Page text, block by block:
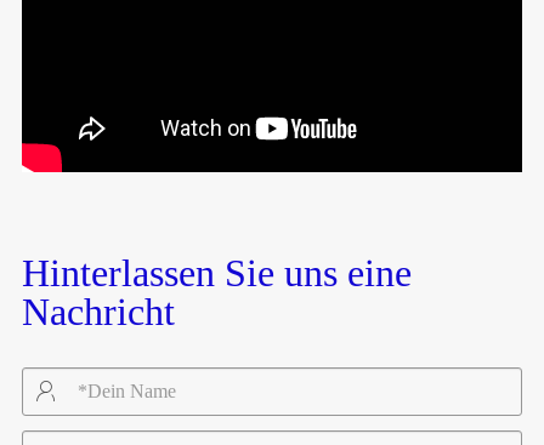
Hinterlassen Sie uns eine
Nachricht
